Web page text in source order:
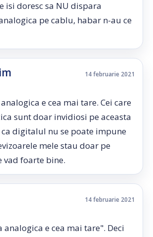
isi doresc sa NU dispara
pe cablu, habar n-au ce
14 februarie 2021
e cea mai tare. Cei care
sunt doar invidiosi pe aceasta
digitalul nu se poate impune
mele stau doar pe
vad foarte bine.
14 februarie 2021
analogica e cea mai tare". Deci